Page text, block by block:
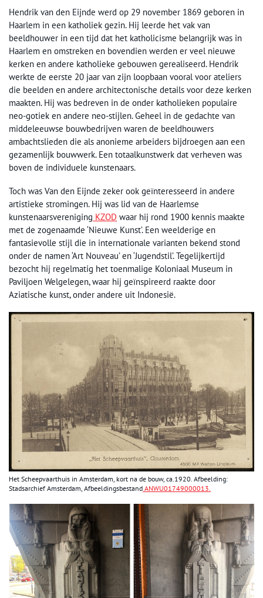
Hendrik van den Eijnde werd op 29 november 1869 geboren in
Haarlem in een katholiek gezin. Hij leerde het vak van
beeldhouwer in een tijd dat het katholicisme belangrijk was in
Haarlem en omstreken en bovendien werden er veel nieuwe
kerken en andere katholieke gebouwen gerealiseerd. Hendrik
werkte de eerste 20 jaar van zijn loopbaan vooral voor ateliers
die beelden en andere architectonische details voor deze kerken
maakten. Hij was bedreven in de onder katholieken populaire
neo-gotiek en andere neo-stijlen. Geheel in de gedachte van
middeleeuwse bouwbedrijven waren de beeldhouwers
ambachtslieden die als anonieme arbeiders bijdroegen aan een
gezamenlijk bouwwerk. Een totaalkunstwerk dat verheven was
boven de individuele kunstenaars.
Toch was Van den Eijnde zeker ook geïnteresseerd in andere
artistieke stromingen. Hij was lid van de Haarlemse
kunstenaarsvereniging KZOD waar hij rond 1900 kennis maakte
met de zogenaamde ‘Nieuwe Kunst’. Een weelderige en
fantasievolle stijl die in internationale varianten bekend stond
onder de namen ‘Art Nouveau’ en ‘Jugendstil’. Tegelijkertijd
bezocht hij regelmatig het toenmalige Koloniaal Museum in
Paviljoen Welgelegen, waar hij geïnspireerd raakte door
Aziatische kunst, onder andere uit Indonesië.
Het Scheepvaarthuis in Amsterdam, kort na de bouw, ca.1920. Afbeelding:
Stadsarchief Amsterdam, Afbeeldingsbestand ANWU01749000013.